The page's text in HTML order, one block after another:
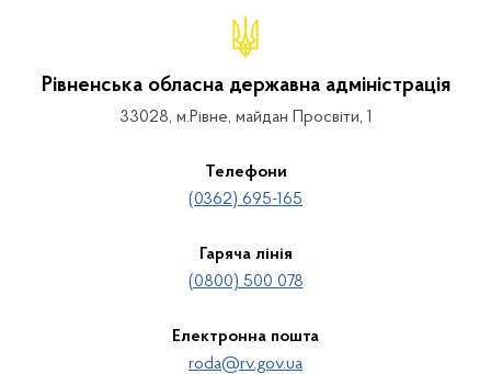
Рівненська обласна державна адміністрація
33028, м.Рівне, майдан Просвіти, 1
Телефони
(0362) 695-165
Гаряча лінія
(0800) 500 078
Електронна пошта
roda@rv.gov.ua